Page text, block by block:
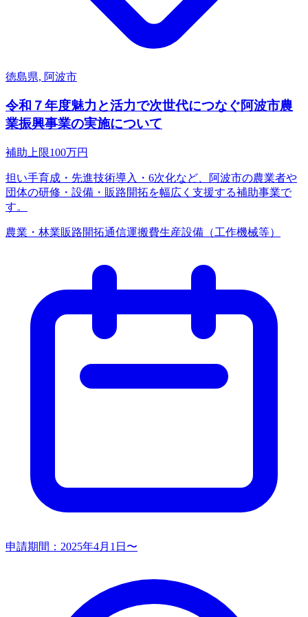
徳島県, 阿波市
令和７年度魅力と活力で次世代につなぐ阿波市農
業振興事業の実施について
補助上限100万円
担い手育成・先進技術導入・6次化など、阿波市の農業者や
団体の研修・設備・販路開拓を幅広く支援する補助事業で
す。
農業・林業販路開拓通信運搬費生産設備（工作機械等）
申請期間： 2025年4月1日〜